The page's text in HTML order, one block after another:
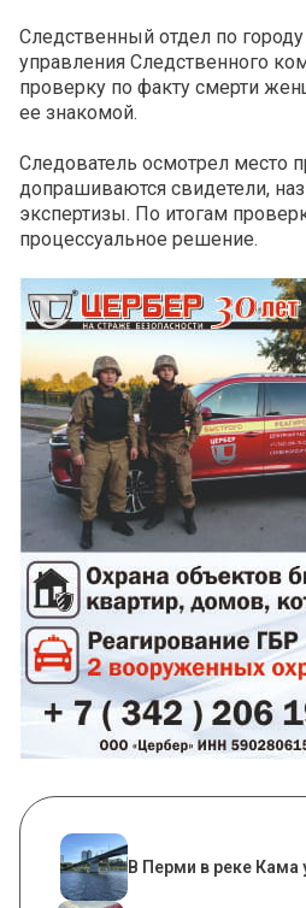
Следственный отдел по
управления Следственного
проверку по факту смерти
ее знакомой.
Следователь осмотрел место
допрашиваются свидетели,
экспертизы. По итогам
процессуальное решение.
В Перми в реке Кама